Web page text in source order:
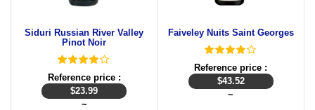
Siduri Russian River Valley
Pinot Noir
Reference price :
$23.99
~
Faiveley Nuits Saint Georges
Reference price :
$43.52
~